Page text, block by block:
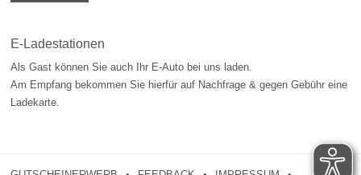
E-Ladestationen
Als Gast können Sie auch Ihr E-Auto bei uns laden.
Am Empfang bekommen Sie hierfür auf Nachfrage & gegen Gebühr eine
Ladekarte.